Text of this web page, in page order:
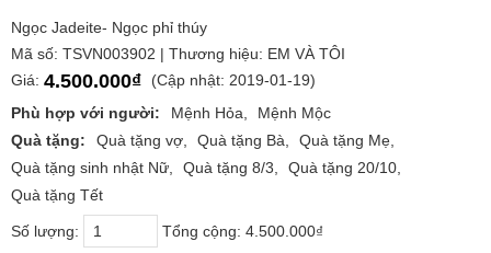
Ngọc Jadeite- Ngọc phỉ thúy
Mã số: TSVN003902 | Thương hiệu: EM VÀ TÔI
Giá: 4.500.000₫
(Cập nhật: 2019-01-19)
Phù hợp với người:
Mệnh Hỏa
Mệnh Mộc
Quà tặng:
Quà tặng vợ Quà tặng Bà
Quà tặng Mẹ
Quà tặng sinh nhật Nữ
Quà tặng 8/3
Quà tặng 20/10
Quà tặng Tết
Số lượng: Tổng cộng: 4.500.000₫